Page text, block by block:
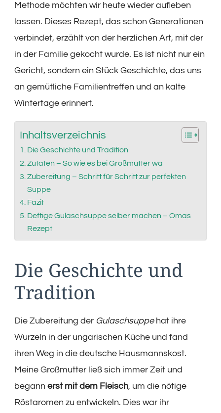
Methode möchten wir heute wieder aufleben
lassen. Dieses Rezept, das schon Generationen
verbindet, erzählt von der herzlichen Art, mit der
in der Familie gekocht wurde. Es ist nicht nur ein
Gericht, sondern ein Stück Geschichte, das uns
an gemütliche Familientreffen und an kalte
Wintertage erinnert.
Inhaltsverzeichnis
Die Geschichte und Tradition
Zutaten – So wie es bei Großmutter wa
Zubereitung – Schritt für Schritt zur perfekten
Suppe
Fazit
Deftige Gulaschsuppe selber machen – Omas
Rezept
Die Geschichte und
Tradition
Die Zubereitung der Gulaschsuppehat ihre
Wurzeln in der ungarischen Küche und fand
ihren Weg in die deutsche Hausmannskost.
Meine Großmutter ließ sich immer Zeit und
begann erst mit dem Fleisch, um die nötige
Röstaromen zu entwickeln. Dies war ihr